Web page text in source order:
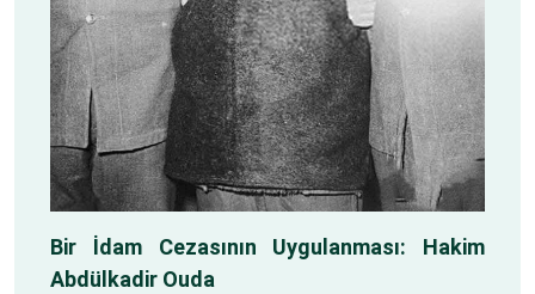
Bir
İdam Cezasının Uygulanması: Hakim
Abdülkadir Ouda